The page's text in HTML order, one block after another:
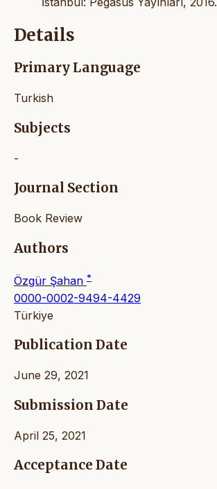
Details
Primary Language
Turkish
Subjects
-
Journal Section
Book Review
Authors
Özgür Şahan *
0000-0002-9494-4429
Türkiye
Publication Date
June 29, 2021
Submission Date
April 25, 2021
Acceptance Date